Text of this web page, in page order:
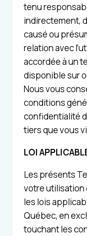
tenu
indirectement,
causé ou
relation avec
accordée à un
disponible sur
Nous vous
conditions
confidentialité
tiers que vous
LOI
Les présents
votre utilisation
les lois
Québec, en
touchant les